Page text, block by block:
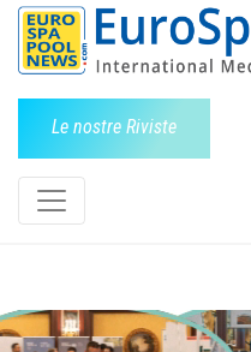
Le nostre Riviste